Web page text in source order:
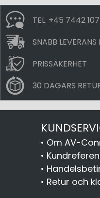
TEL. +45 7442
SNABB
PRISSÄKERHET
30 DAGARS
• Om AV-
•
•
• Retur och